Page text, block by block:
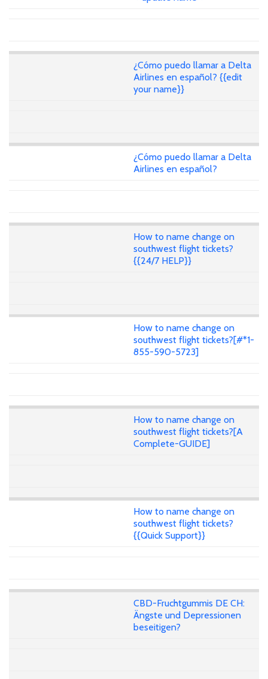
¿Cómo puedo llamar a Delta
Airlines en español? {{edit
your name}}
¿Cómo puedo llamar a Delta
Airlines en español?
How to name change on
southwest flight tickets?
{{24/7 HELP}}
How to name change on
southwest flight tickets?[#*1-
855-590-5723]
How to name change on
southwest flight tickets?[A
Complete-GUIDE]
How to name change on
southwest flight tickets?
{{Quick Support}}
CBD-Fruchtgummis DE CH:
Ängste und Depressionen
beseitigen?